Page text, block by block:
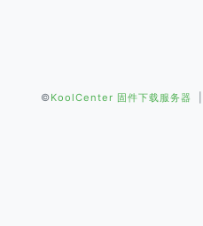
©KoolCenter 固件下载服务器